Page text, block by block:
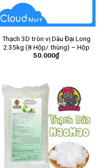
Thạch 3D tròn vị Dâu Đại Long
2.35kg (8 Hộp/ thùng) – Hộp
50.000₫